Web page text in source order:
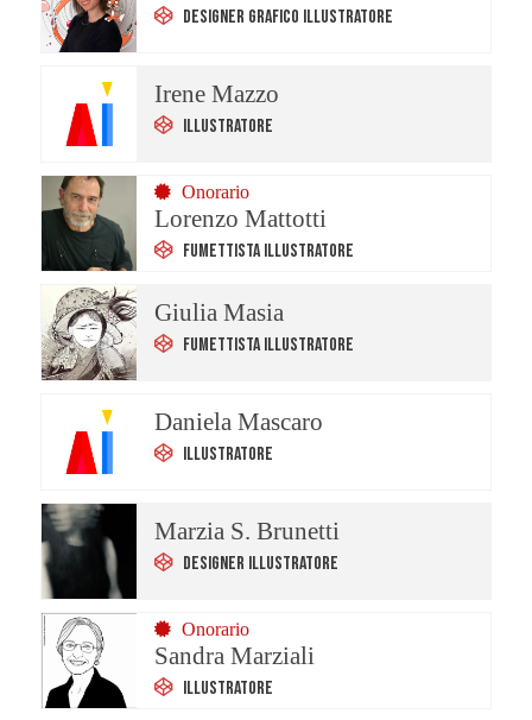
Designer Grafico Illustratore
Irene Mazzo
Illustratore
Onorario
Lorenzo Mattotti
Fumettista Illustratore
Giulia Masia
Fumettista Illustratore
Daniela Mascaro
Illustratore
Marzia S. Brunetti
Designer Illustratore
Onorario
Sandra Marziali
Illustratore